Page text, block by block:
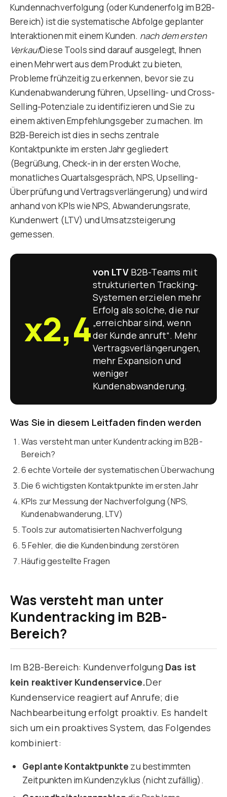
Kundennachverfolgung (oder Kundenerfolg im B2B-
Bereich) ist die systematische Abfolge geplanter
Interaktionen mit einem Kunden. nach dem ersten
VerkaufDiese Tools sind darauf ausgelegt, Ihnen
einen Mehrwert aus dem Produkt zu bieten,
Probleme frühzeitig zu erkennen, bevor sie zu
Kundenabwanderung führen, Upselling- und Cross-
Selling-Potenziale zu identifizieren und Sie zu
einem aktiven Empfehlungsgeber zu machen. Im
B2B-Bereich ist dies in sechs zentrale
Kontaktpunkte im ersten Jahr gegliedert
(Begrüßung, Check-in in der ersten Woche,
monatliches Quartalsgespräch, NPS, Upselling-
Überprüfung und Vertragsverlängerung) und wird
anhand von KPIs wie NPS, Abwanderungsrate,
Kundenwert (LTV) und Umsatzsteigerung
gemessen.
x2,4
von LTVB2B-Teams mit
strukturierten Tracking-
Systemen erzielen mehr
Erfolg als solche, die nur
„erreichbar sind, wenn
der Kunde anruft“. Mehr
Vertragsverlängerungen,
mehr Expansion und
weniger
Kundenabwanderung.
Was Sie in diesem Leitfaden finden werden
Was versteht man unter Kundentracking im B2B-
Bereich?
6 echte Vorteile der systematischen Überwachung
Die 6 wichtigsten Kontaktpunkte im ersten Jahr
KPIs zur Messung der Nachverfolgung (NPS,
Kundenabwanderung, LTV)
Tools zur automatisierten Nachverfolgung
5 Fehler, die die Kundenbindung zerstören
Häufig gestellte Fragen
Was versteht man unter
Kundentracking im B2B-
Bereich?
Im B2B-Bereich: Kundenverfolgung Das ist
kein reaktiver Kundenservice.Der
Kundenservice reagiert auf Anrufe; die
Nachbearbeitung erfolgt proaktiv. Es handelt
sich um ein proaktives System, das Folgendes
kombiniert:
Geplante Kontaktpunkte zu bestimmten
Zeitpunkten im Kundenzyklus (nicht zufällig).